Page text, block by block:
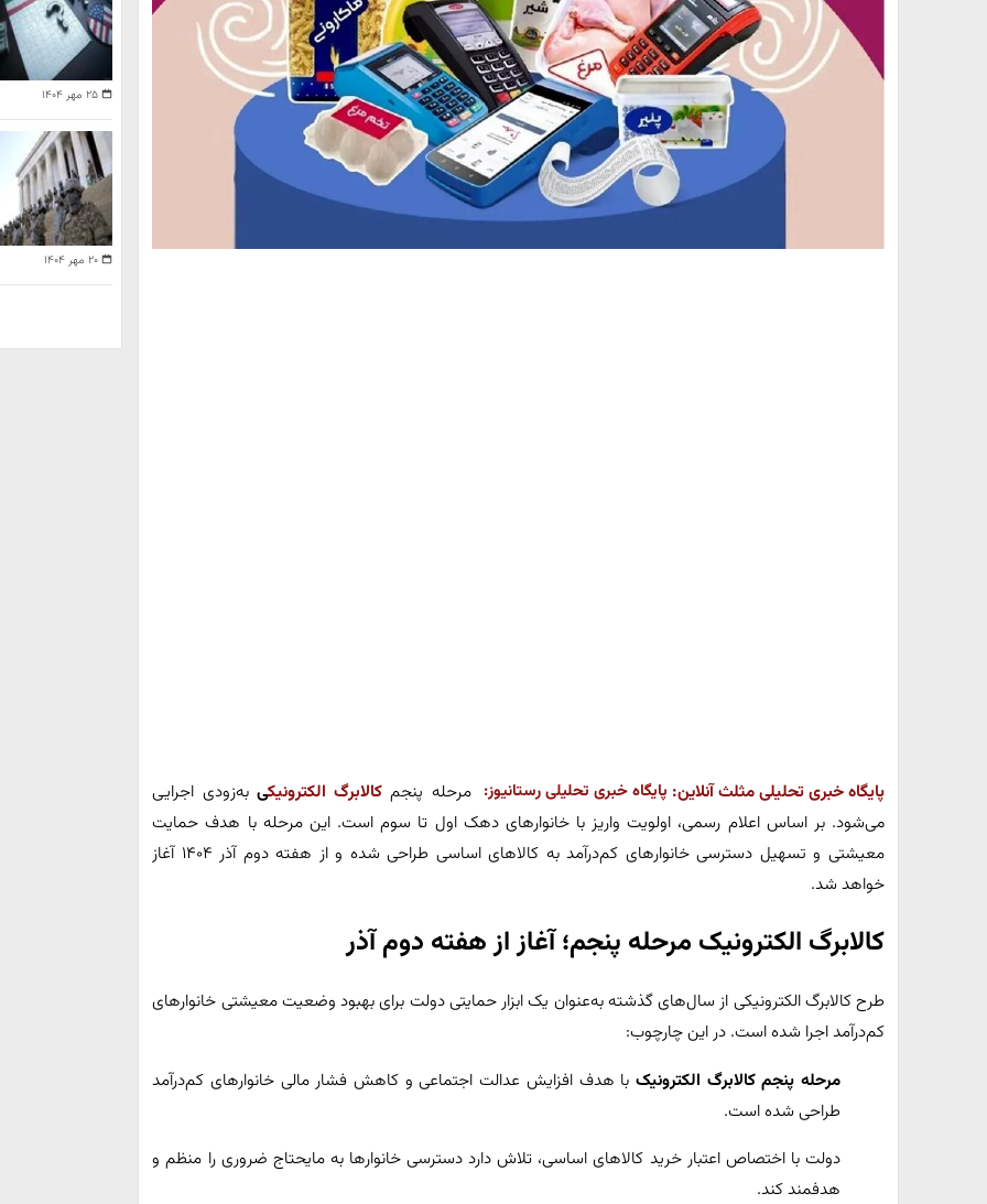
پایگاه خبری تحلیلی مثلث آنلاین: پایگاه خبری تحلیلی رستانیوز: مرحله پنجم کالابرگ الکترونیکی به‌زودی اجرایی
می‌شود. بر اساس اعلام رسمی، اولویت واریز با خانوارهای دهک اول تا سوم است. این مرحله با هدف حمایت
معیشتی و تسهیل دسترسی خانوارهای کم‌درآمد به کالاهای اساسی طراحی شده و از هفته دوم آذر ۱۴۰۴ آغاز
خواهد شد.
کالابرگ الکترونیک مرحله پنجم؛ آغاز از هفته دوم آذر
طرح کالابرگ الکترونیکی از سال‌های گذشته به‌عنوان یک ابزار حمایتی دولت برای بهبود وضعیت معیشتی خانوارهای
کم‌درآمد اجرا شده است. در این چارچوب:
مرحله پنجم کالابرگ الکترونیک با هدف افزایش عدالت اجتماعی و کاهش فشار مالی خانوارهای کم‌درآمد
طراحی شده است.
دولت با اختصاص اعتبار خرید کالاهای اساسی، تلاش دارد دسترسی خانوارها به مایحتاج ضروری را منظم و
هدفمند کند.
۲۵ مهر ۱۴۰۴
۲۰ مهر ۱۴۰۴